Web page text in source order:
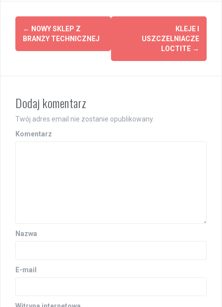
o
c
z
w
← NOWY SKLEP Z
BRANŻY TECHNICZNEJ
KLEJE I
USZCZELNIACZE
LOCTITE →
Dodaj komentarz
Twój adres email nie zostanie opublikowany.
Komentarz
Nazwa
E-mail